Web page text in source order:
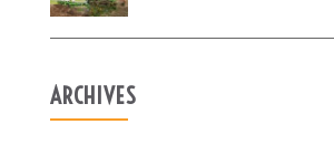
juillet 2026
mai 2026